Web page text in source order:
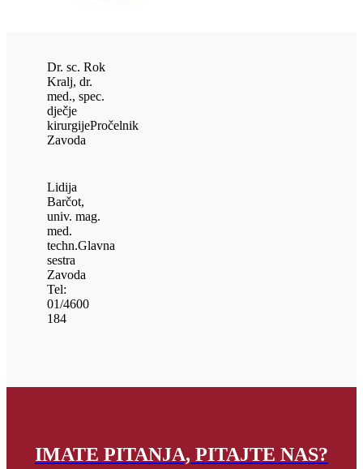
Dr. sc. Rok
Kralj, dr.
med., spec.
dječje
kirurgijePročelnik
Zavoda
Lidija
Barčot,
univ. mag.
med.
techn.Glavna
sestra
Zavoda
Tel:
01/4600
184
IMATE PITANJA, PITAJTE NAS?